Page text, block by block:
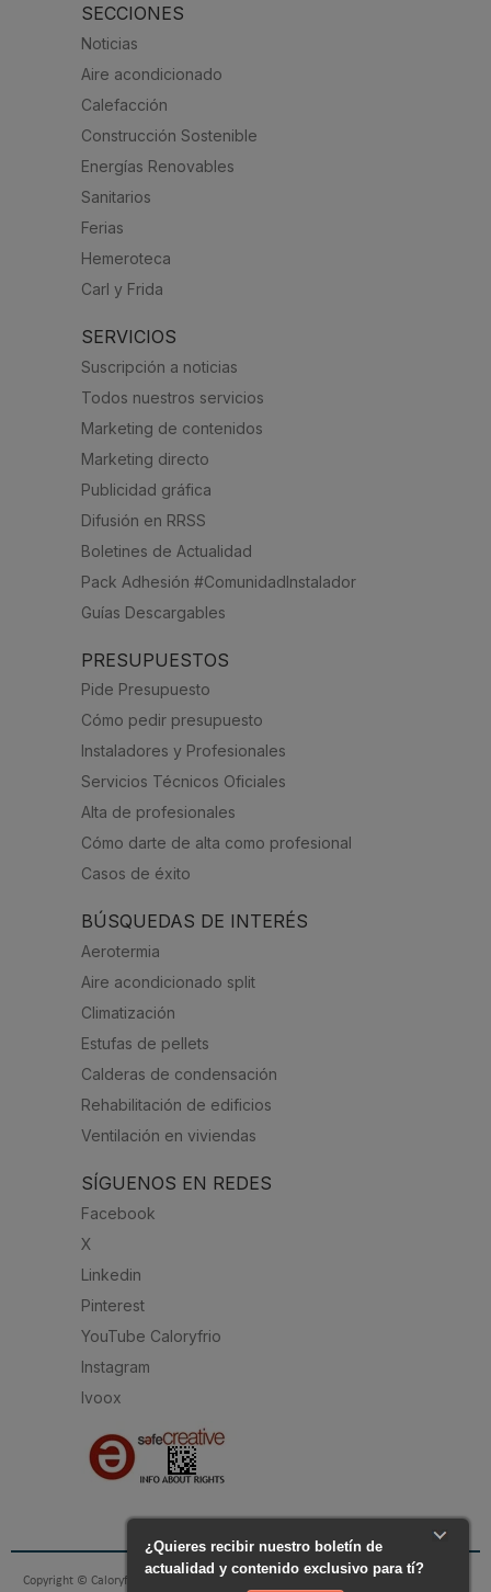
SECCIONES
Noticias
Aire acondicionado
Calefacción
Construcción Sostenible
Energías Renovables
Sanitarios
Ferias
Hemeroteca
Carl y Frida
SERVICIOS
Suscripción a noticias
Todos nuestros servicios
Marketing de contenidos
Marketing directo
Publicidad gráfica
Difusión en RRSS
Boletines de Actualidad
Pack Adhesión #ComunidadInstalador
Guías Descargables
PRESUPUESTOS
Pide Presupuesto
Cómo pedir presupuesto
Instaladores y Profesionales
Servicios Técnicos Oficiales
Alta de profesionales
Cómo darte de alta como profesional
Casos de éxito
BÚSQUEDAS DE INTERÉS
Aerotermia
Aire acondicionado split
Climatización
Estufas de pellets
Calderas de condensación
Rehabilitación de edificios
Ventilación en viviendas
SÍGUENOS EN REDES
Facebook
X
Linkedin
Pinterest
YouTube Caloryfrio
Instagram
Ivoox
Copyright © Caloryfrio.com - todo sobre Aire Acondicionado, Calefacción, Eficiencia